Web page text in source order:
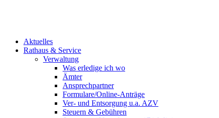
Aktuelles
Rathaus & Service
Verwaltung
Was erledige ich wo
Ämter
Ansprechpartner
Formulare/Online-Anträge
Ver- und Entsorgung u.a. AZV
Steuern & Gebühren